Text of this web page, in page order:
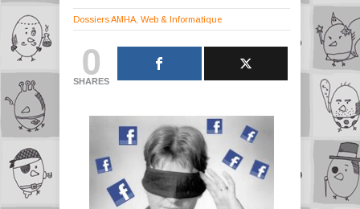
Dossiers AMHA Web & Informatique
0
SHARES